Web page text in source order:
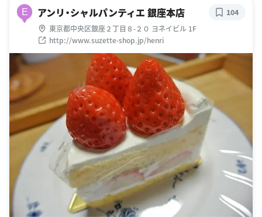
E アンリ・シャルパンティエ 銀座本店
東京都中央区銀座２丁目８-２０ ヨネイビル 1F
http://www.suzette-shop.jp/henri
104